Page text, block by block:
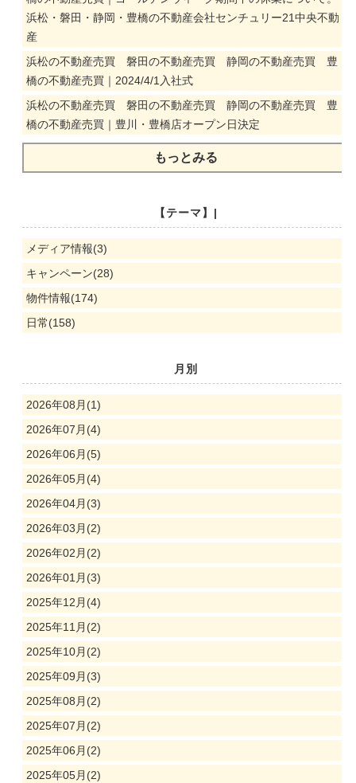
浜松・磐田・静岡・豊橋の不動産会社センチュリー21中央不動
産
浜松の不動産売買 磐田の不動産売買 静岡の不動産売買 豊
橋の不動産売買｜2024/4/1入社式
浜松の不動産売買 磐田の不動産売買 静岡の不動産売買 豊
橋の不動産売買｜豊川・豊橋店オープン日決定
もっとみる
【テーマ】|
メディア情報(3)
キャンペーン(28)
物件情報(174)
日常(158)
月別
2026年08月(1)
2026年07月(4)
2026年06月(5)
2026年05月(4)
2026年04月(3)
2026年03月(2)
2026年02月(2)
2026年01月(3)
2025年12月(4)
2025年11月(2)
2025年10月(2)
2025年09月(3)
2025年08月(2)
2025年07月(2)
2025年06月(2)
2025年05月(2)